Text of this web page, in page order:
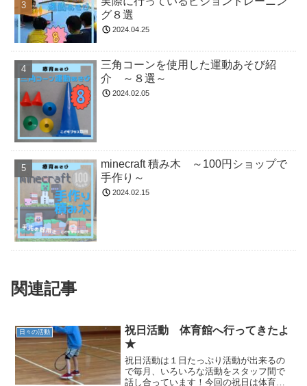
グ８選
2024.04.25
三角コーンを使用した運動あそび紹
介 ～８選～
2024.02.05
minecraft 積み木 ～100円ショップで
手作り～
2024.02.15
関連記事
日々の活動
祝日活動 体育館へ行ってきたよ
★
祝日活動は１日たっぷり活動が出来るの
で毎月、いろいろな活動をスタッフ間で
話し合っています！今回の祝日は体育館